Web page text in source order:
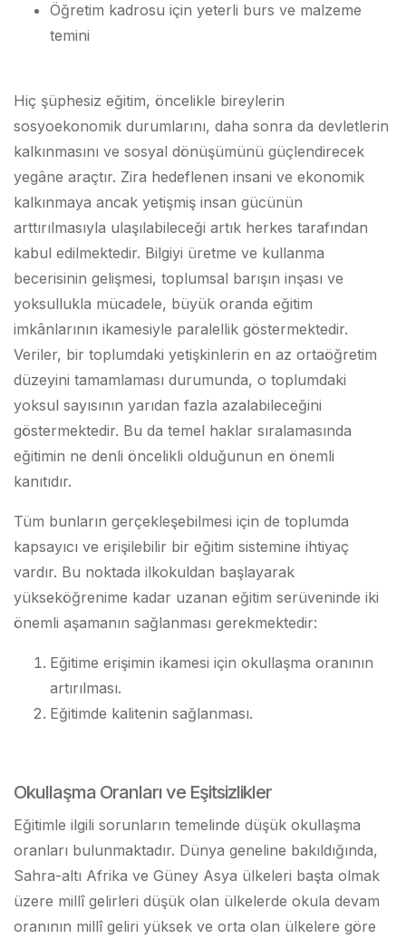
Öğretim kadrosu için yeterli burs ve malzeme
temini
Hiç şüphesiz eğitim, öncelikle bireylerin
sosyoekonomik durumlarını, daha sonra da devletlerin
kalkınmasını ve sosyal dönüşümünü güçlendirecek
yegâne araçtır. Zira hedeflenen insani ve ekonomik
kalkınmaya ancak yetişmiş insan gücünün
arttırılmasıyla ulaşılabileceği artık herkes tarafından
kabul edilmektedir. Bilgiyi üretme ve kullanma
becerisinin gelişmesi, toplumsal barışın inşası ve
yoksullukla mücadele, büyük oranda eğitim
imkânlarının ikamesiyle paralellik göstermektedir.
Veriler, bir toplumdaki yetişkinlerin en az ortaöğretim
düzeyini tamamlaması durumunda, o toplumdaki
yoksul sayısının yarıdan fazla azalabileceğini
göstermektedir. Bu da temel haklar sıralamasında
eğitimin ne denli öncelikli olduğunun en önemli
kanıtıdır.
Tüm bunların gerçekleşebilmesi için de toplumda
kapsayıcı ve erişilebilir bir eğitim sistemine ihtiyaç
vardır. Bu noktada ilkokuldan başlayarak
yükseköğrenime kadar uzanan eğitim serüveninde iki
önemli aşamanın sağlanması gerekmektedir:
Eğitime erişimin ikamesi için okullaşma oranının
artırılması.
Eğitimde kalitenin sağlanması.
Okullaşma Oranları ve Eşitsizlikler
Eğitimle ilgili sorunların temelinde düşük okullaşma
oranları bulunmaktadır. Dünya geneline bakıldığında,
Sahra-altı Afrika ve Güney Asya ülkeleri başta olmak
üzere millî gelirleri düşük olan ülkelerde okula devam
oranının millî geliri yüksek ve orta olan ülkelere göre